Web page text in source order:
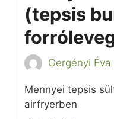
(tepsis
Gergényi Éva
Mennyei tepsis
airfryerben